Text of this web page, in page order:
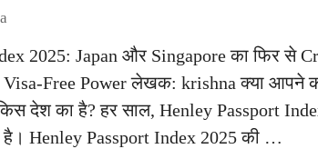
2025: Japan और Singapore का फिर से
Free Power लेखक: krishna क्या आपने
देश का है? हर साल, Henley Passport
है। Henley Passport Index 2025 की …